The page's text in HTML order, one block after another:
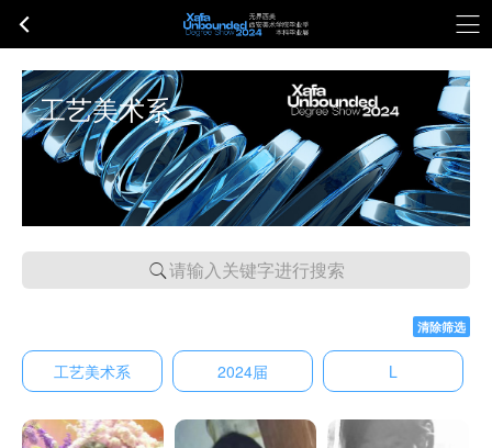
工艺美术系
请输入关键字进行搜索
清除筛选
工艺美术系 2024届 L